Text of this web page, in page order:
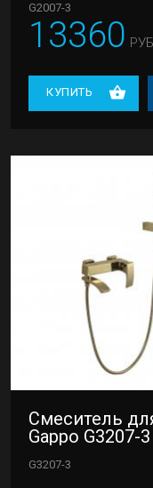
G2007-3
13360
КУПИТЬ
Смеситель
Gappo G3207-3
G3207-3